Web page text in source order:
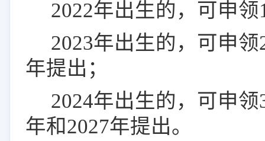
2022年出生的，可申领
2023年出生的，可申领
年提出；
2024年出生的，可申领
年和2027年提出。